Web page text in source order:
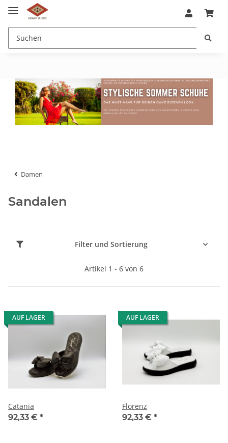
Damen
Sandalen
Filter und Sortierung
Artikel 1 - 6 von 6
AUF LAGER
Catania
92,33 € *
AUF LAGER
Florenz
92,33 € *